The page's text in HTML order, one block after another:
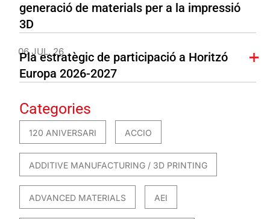
generació de materials per a la impressió
3D
06 JUL. 26
Pla estratègic de participació a Horitzó
Europa 2026-2027
Categories
120 ANIVERSARI ACCIO
ADDITIVE MANUFACTURING / 3D PRINTING
ADVANCED MATERIALS AEI